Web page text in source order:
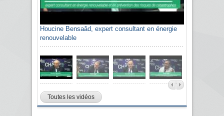
Houcine Bensaâd, expert consultant en énergie
renouvelable
Toutes les vidéos